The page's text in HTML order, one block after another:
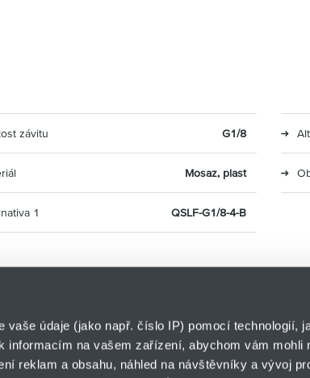
vaše údaje (jako např. číslo IP) pomocí technologií,
informacím na vašem zařízení, abychom vám mohli
reklam a obsahu, náhled na návštěvníky a vývoj
závitu G1/8
Mosaz, plast
1 QSLF-G1/8-4-B
o.z. LIN-TECH
HENNLICH s.r.o.